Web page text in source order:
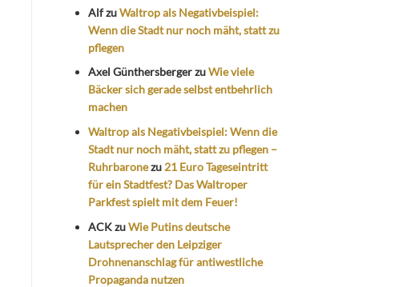
AlfzuWaltrop als Negativbeispiel:
Wenn die Stadt nur noch mäht, statt zu
pflegen
Axel GünthersbergerzuWie viele
Bäcker sich gerade selbst entbehrlich
machen
Waltrop als Negativbeispiel: Wenn die
Stadt nur noch mäht, statt zu pflegen –
Ruhrbaronezu 21 Euro Tageseintritt
für ein Stadtfest? Das Waltroper
Parkfest spielt mit dem Feuer!
ACKzuWie Putins deutsche
Lautsprecher den Leipziger
Drohnenanschlag für antiwestliche
Propaganda nutzen